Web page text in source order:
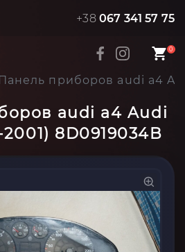
+38 067 341 57 75
0
Панель приборов audi a4
audi a4 Audi
8D0919034B